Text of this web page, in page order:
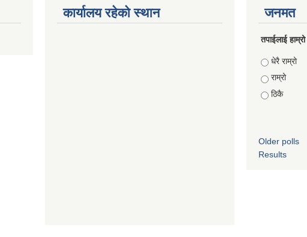
कार्यालय रहेको स्थान जनमत
तपाईलाई
Choices
धेरै राम्रो
राम्रो
ठिकै
Older polls
Results